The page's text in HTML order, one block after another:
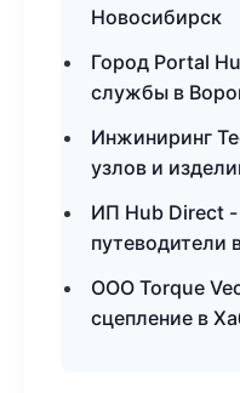
Новосибирск
Город Portal
службы в
Инжиниринг
узлов и
ИП Hub Direct
путеводители
ООО Torque
сцепление в